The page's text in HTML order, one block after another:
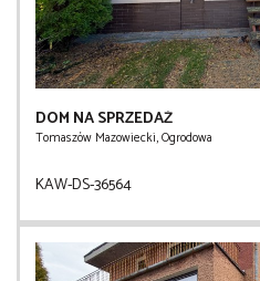
DOM NA SPRZEDAŻ
Tomaszów Mazowiecki, Ogrodowa
KAW-DS-36564